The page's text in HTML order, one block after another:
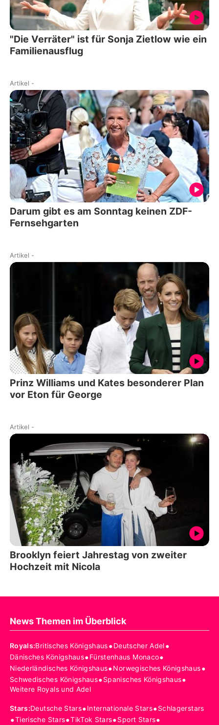
"Die Verräter" ist für Sonja Zietlow wie ein
Familienausflug
Artikel -
Darum gibt es am Sonntag keinen ZDF-
Fernsehgarten
Artikel -
Prinz Williams und Kates besonderer Plan
vor Eton für George
Artikel -
Brooklyn feiert Jahrestag von zweiter
Hochzeit mit Nicola
News Themen im Überblick
Royals:Britisches Königshaus•Deutscher Adel•
Dänisches Königshaus•Fürstenhaus Monaco•
Niederländisches Königshaus•Norwegisches Königshaus•
Schwedisches Königshaus•Spanisches Königshaus•
Weitere Royals und Adel
Stars:Deutsche Stars•Internationale Stars•Schlagerstars
•Tierische Stars•TikTok Stars•Sport Stars•